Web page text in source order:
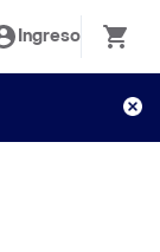
Ingreso